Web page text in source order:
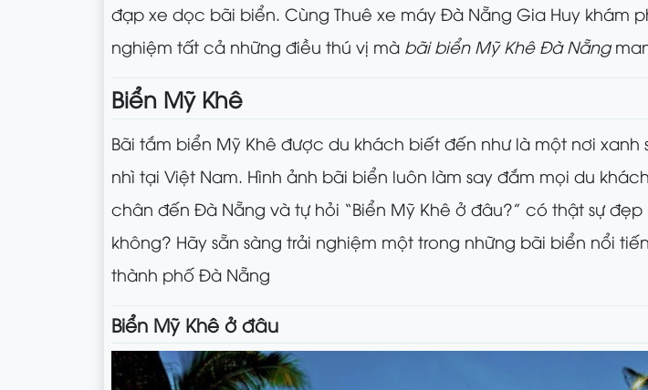
đạp xe dọc bãi biển. Cùng Thuê xe máy Đà Nẵng Gia Huy khám
nghiệm tất cả những điều thú vị mà bãi biển Mỹ Khê Đà Nẵng
Biển Mỹ Khê
Bãi tắm biển Mỹ Khê được du khách biết đến như là một nơi xanh
nhì tại Việt Nam. Hình ảnh bãi biển luôn làm say đắm mọi du
chân đến Đà Nẵng và tự hỏi “Biển Mỹ Khê ở đâu?” có thật sự đẹp
không? Hãy sẵn sàng trải nghiệm một trong những bãi biển nổi
thành phố Đà Nẵng
Biển Mỹ Khê ở đâu